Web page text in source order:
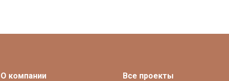
О компании Все проекты